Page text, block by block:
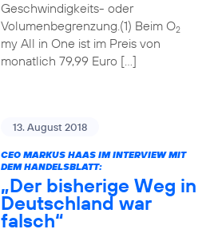
Geschwindigkeits- oder
Volumenbegrenzung.(1) Beim O2
my All in One ist im Preis von
monatlich 79,99 Euro […]
13. August 2018
CEO MARKUS HAAS IM INTERVIEW MIT
DEM HANDELSBLATT:
„Der bisherige Weg in
Deutschland war
falsch“